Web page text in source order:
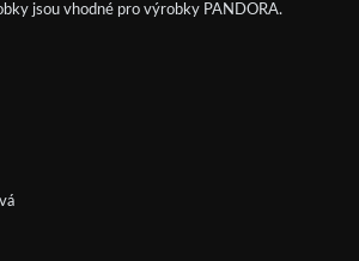
jsou vhodné pro výrobky PANDORA.